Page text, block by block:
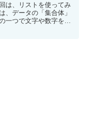
は、リストを使ってみ
、データの「集合体」
一つで文字や数字を複